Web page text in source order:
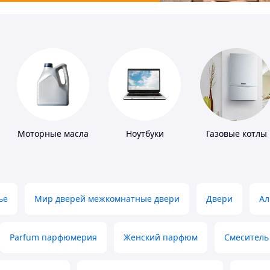
Моторные масла Ноутбуки Газовые котлы
Мир дверей межкомнатные двери Двери
Parfum парфюмерия Женский парфюм Смеситель